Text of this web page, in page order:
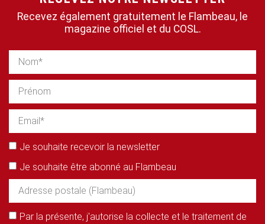
Recevez également gratuitement le Flambeau, le
magazine officiel et du COSL.
Je souhaite recevoir la newsletter
Je souhaite être abonné au Flambeau
Par la présente, j'autorise la collecte et le traitement de